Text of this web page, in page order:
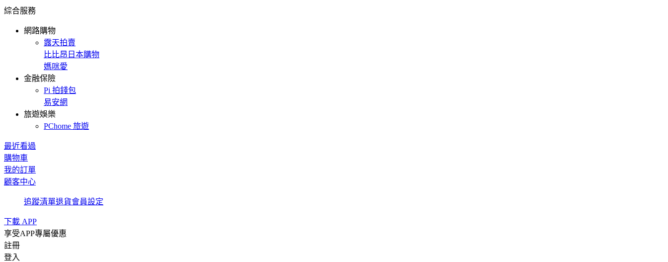
綜合服務
網路購物
露天拍賣
比比昂日本購物
媽咪愛
金融保險
Pi 拍錢包
易安網
旅遊娛樂
PChome 旅遊
最近看過
購物車
我的訂單
顧客中心
追蹤清單退貨會員設定
下載 APP
享受APP專屬優惠
註冊
登入